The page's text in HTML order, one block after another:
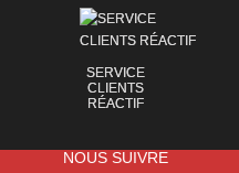
SERVICE
CLIENTS
RÉACTIF
NOUS SUIVRE